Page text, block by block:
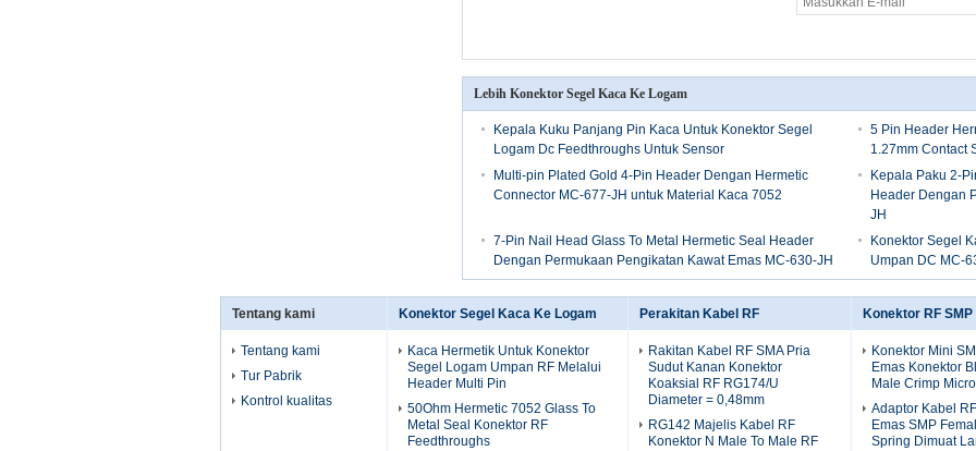
Lebih Konektor Segel Kaca Ke Logam
Kepala Kuku Panjang Pin Kaca Untuk Konektor Segel
Logam Dc Feedthroughs Untuk Sensor
5 Pin Header
1.27mm Contact
Multi-pin Plated Gold 4-Pin Header Dengan Hermetic
Connector MC-677-JH untuk Material Kaca 7052
Kepala Paku 2-
Header Dengan
JH
7-Pin Nail Head Glass To Metal Hermetic Seal Header
Dengan Permukaan Pengikatan Kawat Emas MC-630-JH
Konektor Segel
Umpan DC MC-
Tentang kami
Tentang kami
Tur Pabrik
Kontrol kualitas
Konektor Segel Kaca Ke Logam
Kaca Hermetik Untuk Konektor
Segel Logam Umpan RF Melalui
Header Multi Pin
50Ohm Hermetic 7052 Glass To
Metal Seal Konektor RF
Feedthroughs
Perakitan Kabel RF
Rakitan Kabel RF SMA Pria
Sudut Kanan Konektor
Koaksial RF RG174/U
Diameter = 0,48mm
RG142 Majelis Kabel RF
Konektor N Male To Male RF
Konektor RF SMP
Konektor Mini
Emas Konektor
Male Crimp Micro
Adaptor Kabel RF
Emas SMP
Spring Dimuat